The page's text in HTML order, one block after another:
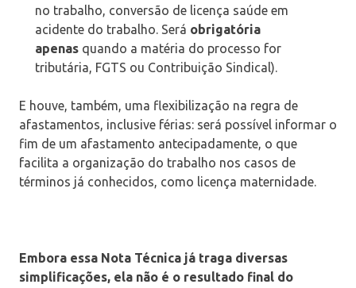
no trabalho, conversão de licença saúde em
acidente do trabalho. Será obrigatória
apenas quando a matéria do processo for
tributária, FGTS ou Contribuição Sindical).
E houve, também, uma flexibilização na regra de
afastamentos, inclusive férias: será possível informar o
fim de um afastamento antecipadamente, o que
facilita a organização do trabalho nos casos de
términos já conhecidos, como licença maternidade.
Embora essa Nota Técnica já traga diversas
simplificações, ela não é o resultado final do